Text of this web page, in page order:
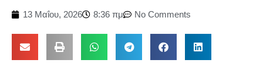
13 Μαΐου, 2026 8:36 πμ No Comments